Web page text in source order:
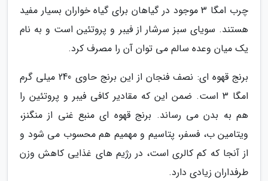
چرب امگا 3 موجود در گیاهان برای گیاه خواران بسیار مفید
هستند. سویای سبز سرشار از فیبر و پروتئین است و به نام
یک میان وعده سالم می توان آن را مصرف کرد.
برنج قهوه ای: نصف فنجان از این برنج حاوی 240 میلی گرم
امگا 3 است. ضمن این که مقادیر کافی فیبر و پروتئین را
هم به بدن می رساند. برنج قهوه ای منبع غنی از منگنز،
ویتامین ب، فسفر، پتاسیم و مهمیم هم محسوب می شود و
از آنجا که کم کالری است، در رژیم های غذایی کاهش وزن
طرفداران زیادی دارد.